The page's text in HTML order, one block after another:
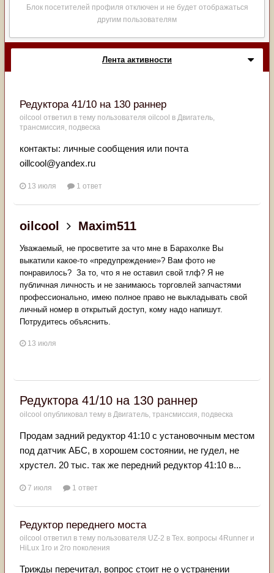
Блок посетителей профиля отключен и не будет отображаться
другим пользователям
Лента активности
Редуктора 41/10 на 130 раннер
oilcool ответил в тему пользователя oilcool в Двигатель,
трансмиссия, подвеска
контакты: личные сообщения или почта
oillcool@yandex.ru
13 июля 1 ответ
oilcool Maxim511
Уважаемый, не просветите за что мне в Барахолке Вы
выкатили какое-то «предупреждение»? Вам фото не
понравилось? За то, что я не оставил свой тлф? Я не
публичная личность и не занимаюсь торговлей запчастями
профессионально, имею полное право не выкладывать свой
личный номер в открытый доступ, кому надо напишут.
Потрудитесь объяснить.
13 июля
Редуктора 41/10 на 130 раннер
oilcool опубликовал тему в Двигатель, трансмиссия, подвеска
Продам задний редуктор 41:10 с установочным местом
под датчик АБС, в хорошем состоянии, не гудел, не
хрустел. 20 тыс. так же передний редуктор 41:10 в...
7 июля 1 ответ
Редуктор переднего моста
oilcool ответил в тему пользователя UZ-2 в Тех. вопросы 4Runner и
HiLux 1го и 2го поколения
Трижды перечитал, вопрос стоит не о устранении